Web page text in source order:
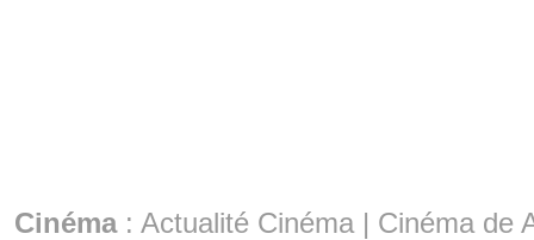
Cinéma: Actualité Cinéma | Cinéma de